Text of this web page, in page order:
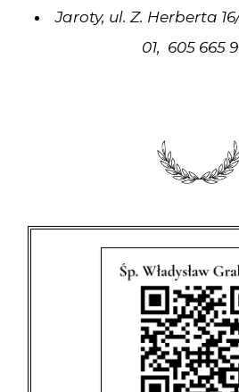
Jaroty, ul. Z. Herberta
01, 605 665